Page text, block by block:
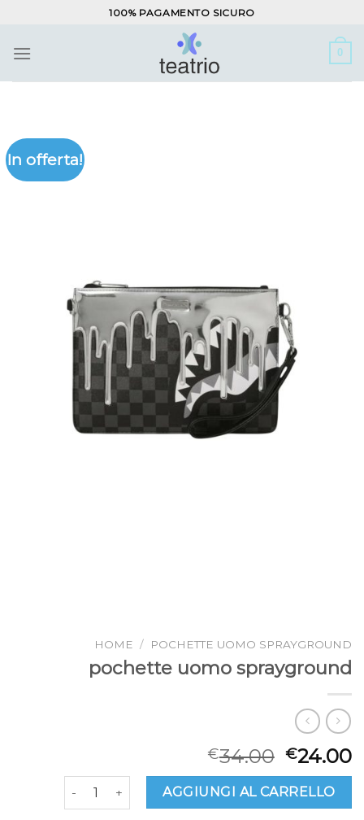
contenuti
100% PAGAMENTO SICURO
0
In offerta!
HOME / POCHETTE UOMO SPRAYGROUND
pochette uomo sprayground
€34.00 €24.00
pochette uomo sprayground quantità
AGGIUNGI AL CARRELLO